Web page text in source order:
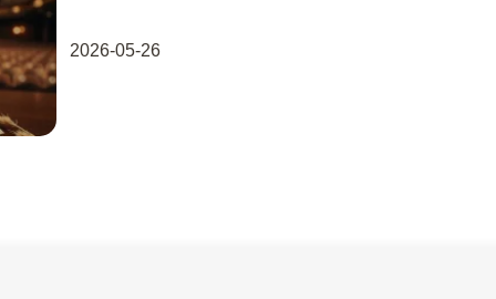
2026-05-26